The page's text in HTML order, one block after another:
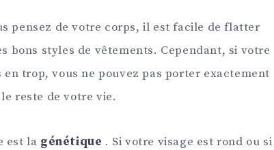
pensez de votre corps, il est facile de flatter
bons styles de vêtements. Cependant, si votre
trop, vous ne pouvez pas porter exactement
reste de votre vie.
est la génétique . Si votre visage est rond ou si